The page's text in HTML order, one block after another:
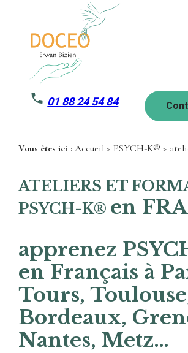
01 88 24 54 84
Vous êtes ici : Accueil> PSYCH-K® >
ATELIERS ET
PSYCH-K® en
apprenez
en Français à
Tours,
Bordeaux,
Nantes, Metz…
Panneau de gestion des cookies